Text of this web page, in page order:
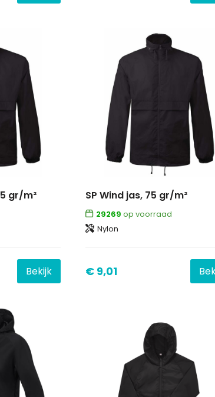
gr/m²
Bekijk
SP Wind jas, 75 gr/m²
29269 op voorraad
Nylon
€ 9,01